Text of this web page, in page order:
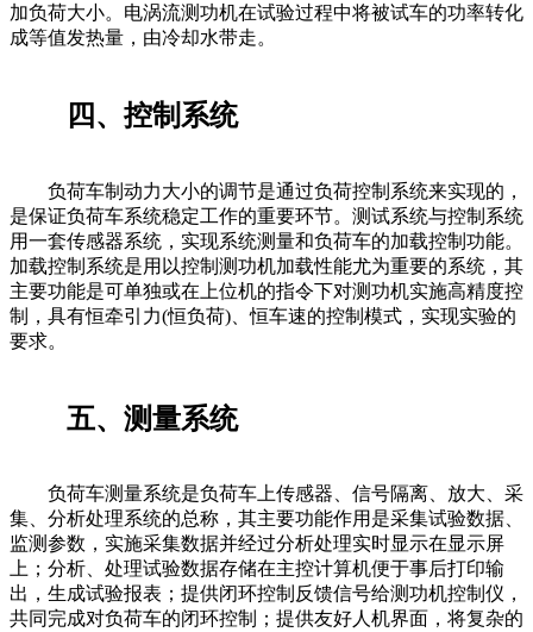
加负荷大小。电涡流测功机在试验过程中将被试车的功率转化
成等值发热量，由冷却水带走。
四、控制系统
负荷车制动力大小的调节是通过负荷控制系统来实现的，
是保证负荷车系统稳定工作的重要环节。测试系统与控制系统
用一套传感器系统，实现系统测量和负荷车的加载控制功能。
加载控制系统是用以控制测功机加载性能尤为重要的系统，其
主要功能是可单独或在上位机的指令下对测功机实施高精度控
制，具有恒牵引力(恒负荷)、恒车速的控制模式，实现实验的
要求。
五、测量系统
负荷车测量系统是负荷车上传感器、信号隔离、放大、采
集、分析处理系统的总称，其主要功能作用是采集试验数据、
监测参数，实施采集数据并经过分析处理实时显示在显示屏
上；分析、处理试验数据存储在主控计算机便于事后打印输
出，生成试验报表；提供闭环控制反馈信号给测功机控制仪，
共同完成对负荷车的闭环控制；提供友好人机界面，将复杂的